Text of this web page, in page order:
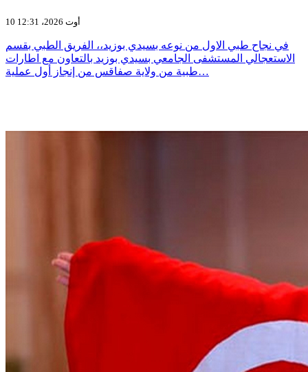
10 أوت 2026، 12:31
في نجاح طبي الاول من نوعه بسيدي بوزيد،، الفريق الطبي بقسم
الاستعجالي المستشفى الجامعي بسيدي بوزيد بالتعاون مع اطارات
طبية من ولاية صفاقس من إنجاز أول عملية…